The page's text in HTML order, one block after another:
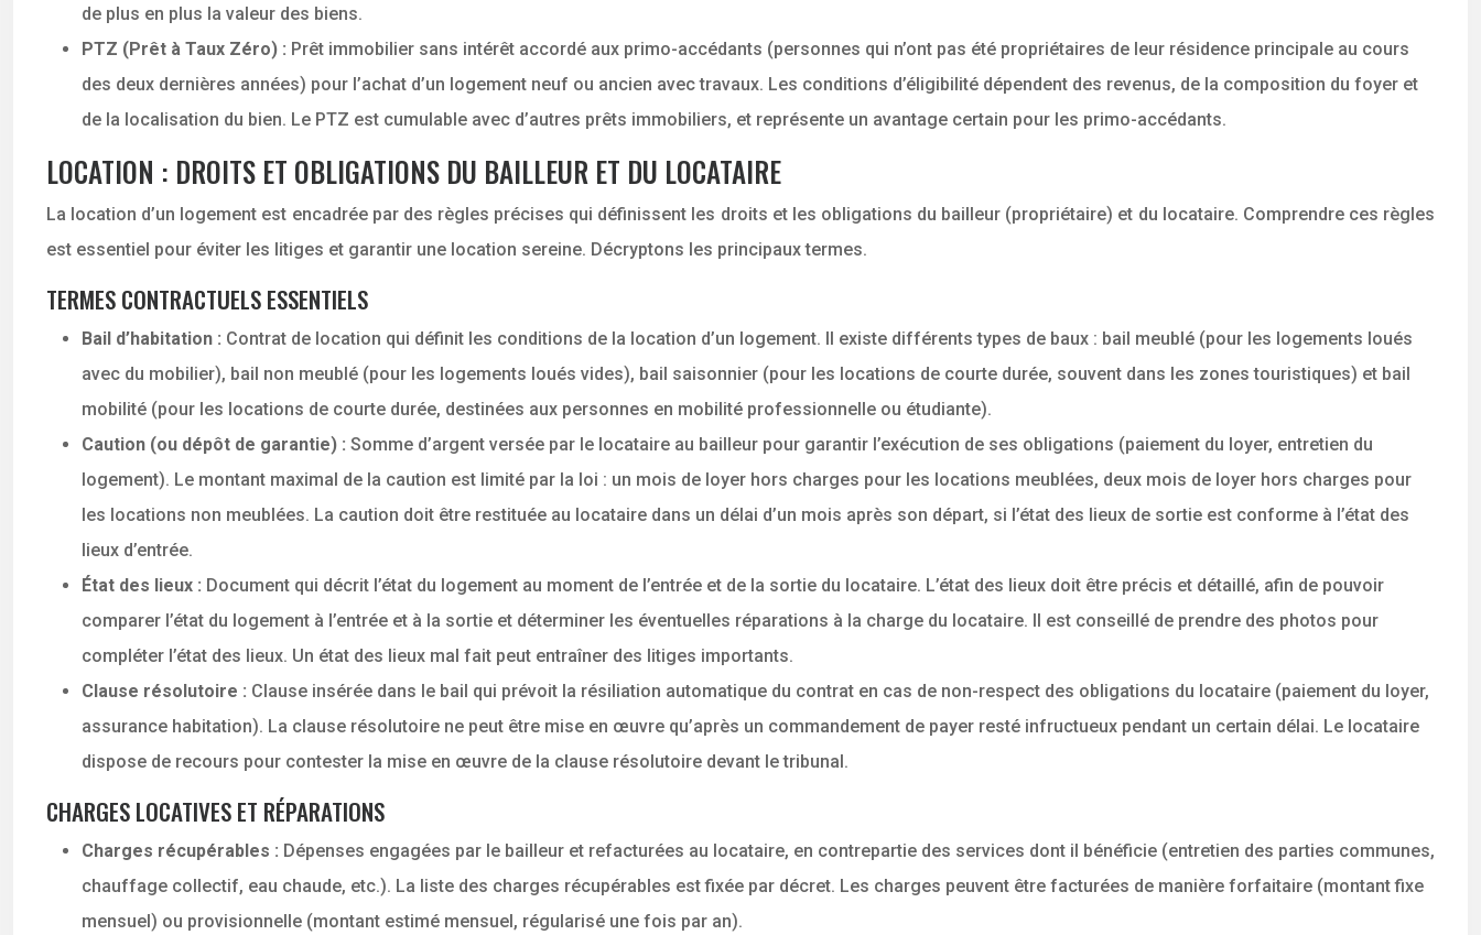
de plus en plus la valeur des biens.
PTZ (Prêt à Taux Zéro) : Prêt immobilier sans intérêt accordé aux primo-accédants (personnes qui n’ont pas été propriétaires de leur résidence principale au cours
des deux dernières années) pour l’achat d’un logement neuf ou ancien avec travaux. Les conditions d’éligibilité dépendent des revenus, de la composition du foyer et
de la localisation du bien. Le PTZ est cumulable avec d’autres prêts immobiliers, et représente un avantage certain pour les primo-accédants.
LOCATION : DROITS ET OBLIGATIONS DU BAILLEUR ET DU LOCATAIRE
La location d’un logement est encadrée par des règles précises qui définissent les droits et les obligations du bailleur (propriétaire) et du locataire. Comprendre ces règles
est essentiel pour éviter les litiges et garantir une location sereine. Décryptons les principaux termes.
TERMES CONTRACTUELS ESSENTIELS
Bail d’habitation : Contrat de location qui définit les conditions de la location d’un logement. Il existe différents types de baux : bail meublé (pour les logements loués
avec du mobilier), bail non meublé (pour les logements loués vides), bail saisonnier (pour les locations de courte durée, souvent dans les zones touristiques) et bail
mobilité (pour les locations de courte durée, destinées aux personnes en mobilité professionnelle ou étudiante).
Caution (ou dépôt de garantie) : Somme d’argent versée par le locataire au bailleur pour garantir l’exécution de ses obligations (paiement du loyer, entretien du
logement). Le montant maximal de la caution est limité par la loi : un mois de loyer hors charges pour les locations meublées, deux mois de loyer hors charges pour
les locations non meublées. La caution doit être restituée au locataire dans un délai d’un mois après son départ, si l’état des lieux de sortie est conforme à l’état des
lieux d’entrée.
État des lieux : Document qui décrit l’état du logement au moment de l’entrée et de la sortie du locataire. L’état des lieux doit être précis et détaillé, afin de pouvoir
comparer l’état du logement à l’entrée et à la sortie et déterminer les éventuelles réparations à la charge du locataire. Il est conseillé de prendre des photos pour
compléter l’état des lieux. Un état des lieux mal fait peut entraîner des litiges importants.
Clause résolutoire : Clause insérée dans le bail qui prévoit la résiliation automatique du contrat en cas de non-respect des obligations du locataire (paiement du loyer,
assurance habitation). La clause résolutoire ne peut être mise en œuvre qu’après un commandement de payer resté infructueux pendant un certain délai. Le locataire
dispose de recours pour contester la mise en œuvre de la clause résolutoire devant le tribunal.
CHARGES LOCATIVES ET RÉPARATIONS
Charges récupérables : Dépenses engagées par le bailleur et refacturées au locataire, en contrepartie des services dont il bénéficie (entretien des parties communes,
chauffage collectif, eau chaude, etc.). La liste des charges récupérables est fixée par décret. Les charges peuvent être facturées de manière forfaitaire (montant fixe
mensuel) ou provisionnelle (montant estimé mensuel, régularisé une fois par an).